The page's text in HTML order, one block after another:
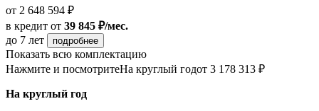
от 2 648 594 ₽
в кредит от 39 845 ₽/мес.
до 7 лет
подробнее
Показать всю комплектацию
Нажмите и посмотритеНа круглый годот 3 178 313 ₽
На круглый год